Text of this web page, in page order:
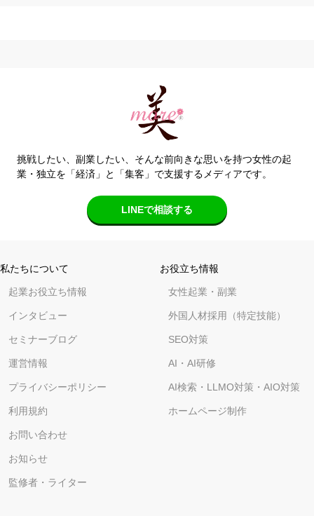
挑戦したい、副業したい、そんな前向きな思いを持つ女性の起
業・独立を「経済」と「集客」で支援するメディアです。
LINEで相談する
私たちについて
起業お役立ち情報
インタビュー
セミナーブログ
運営情報
プライバシーポリシー
利用規約
お問い合わせ
お知らせ
監修者・ライター
お役立ち情報
女性起業・副業
外国人材採用（特定技能）
SEO対策
AI・AI研修
AI検索・LLMO対策・AIO対策
ホームページ制作